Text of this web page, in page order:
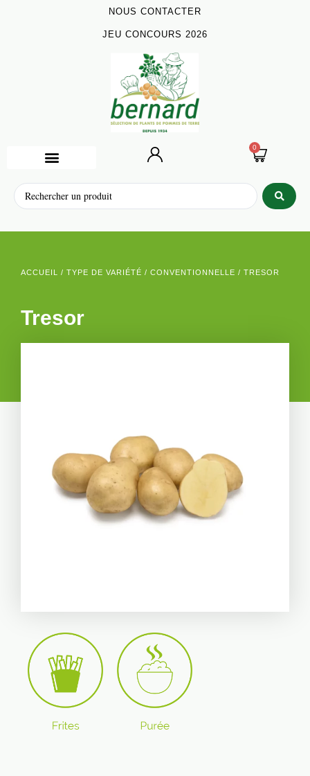
NOUS CONTACTER
JEU CONCOURS 2026
0
ACCUEIL / TYPE DE VARIÉTÉ / CONVENTIONNELLE / TRESOR
Tresor